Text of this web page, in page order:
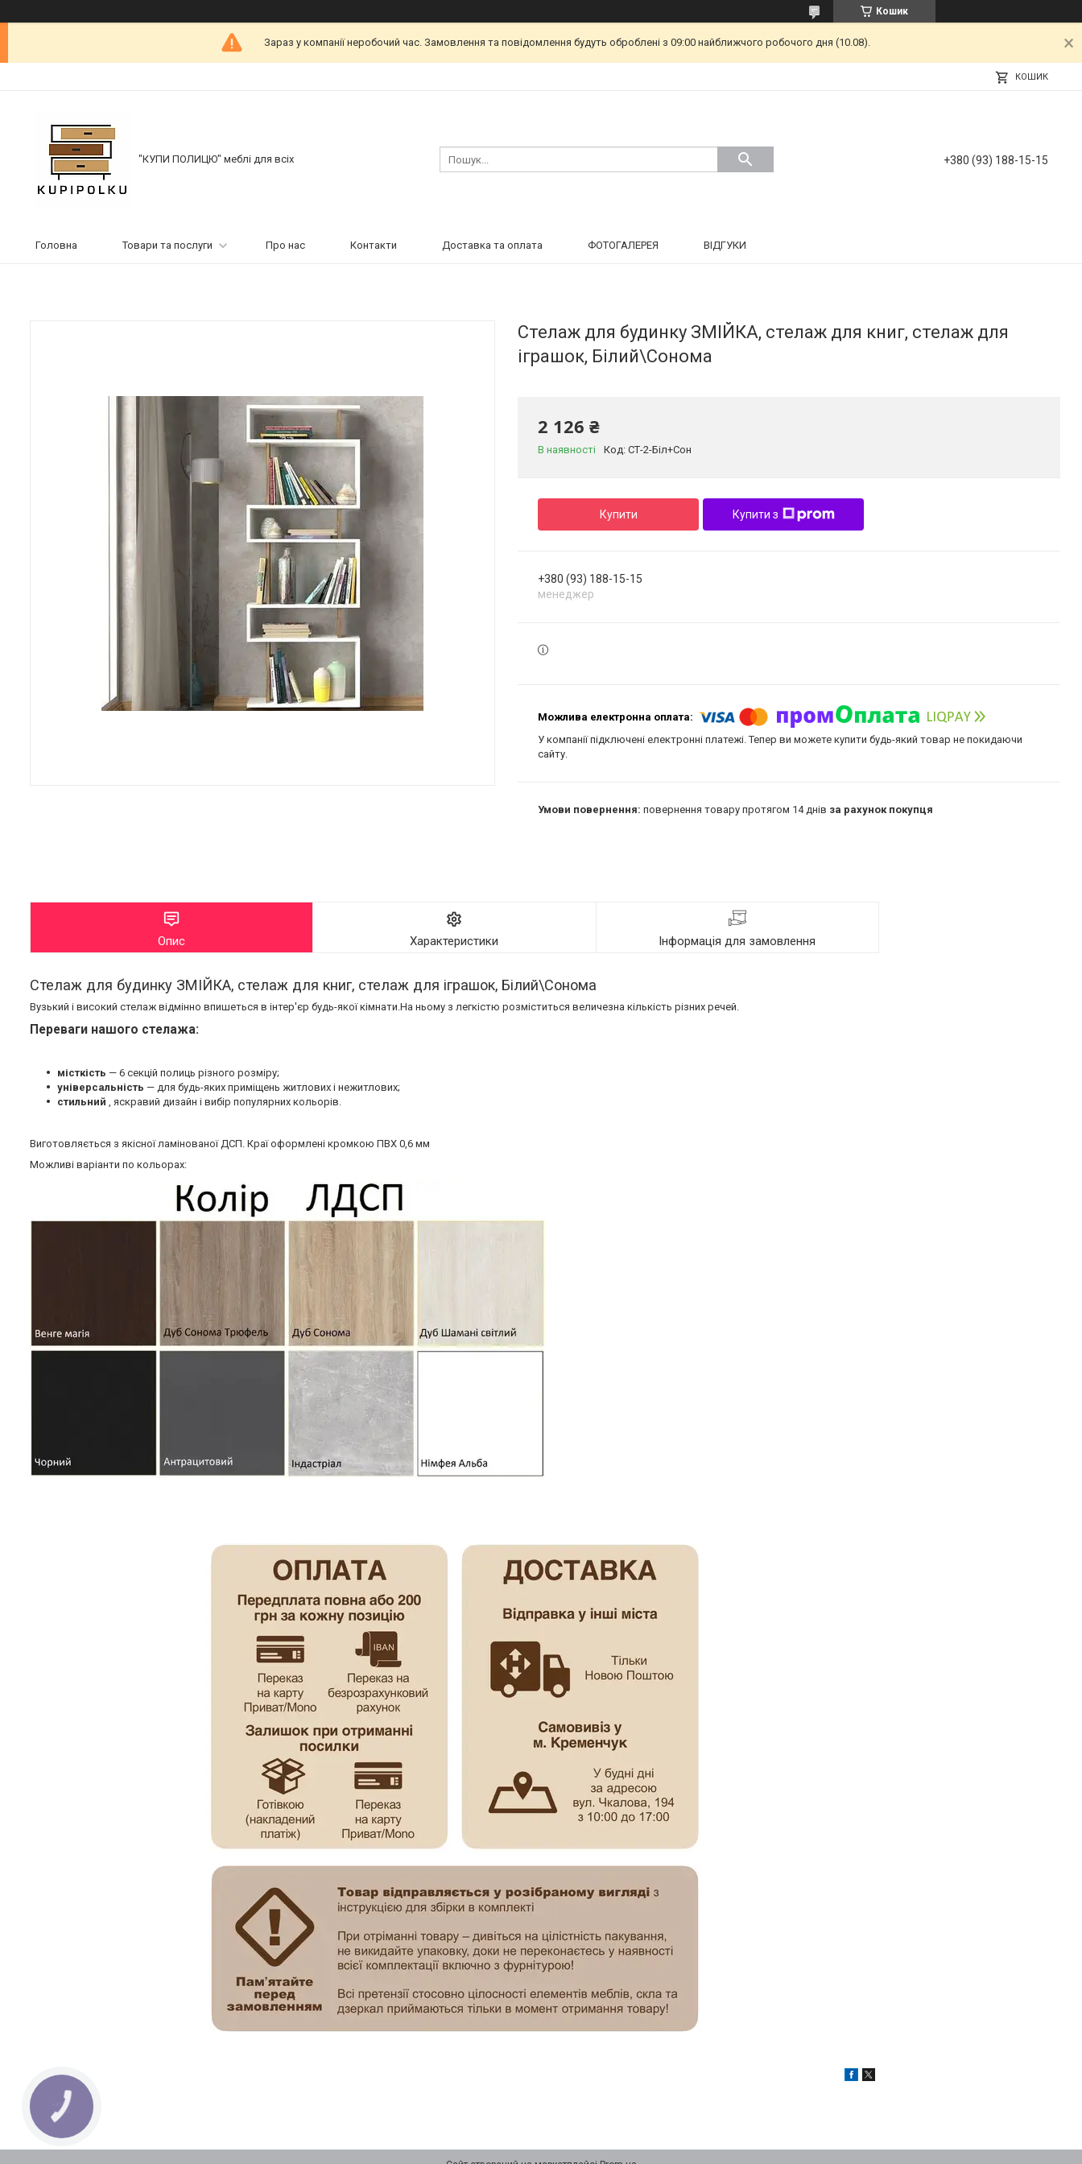
Кошик
Зараз у компанії неробочий час. Замовлення та повідомлення будуть оброблені з 09:00 найближчого робочого дня (10.08).
КОШИК
"КУПИ ПОЛИЦЮ" меблі для всіх +380 (93) 188-15-15
Головна Товари та послуги Про нас Контакти Доставка та оплата ФОТОГАЛЕРЕЯ ВІДГУКИ
Стелаж для будинку ЗМІЙКА, стелаж для книг, стелаж для
іграшок, Білий\Сонома
2 126 ₴
В наявності Код: СТ-2-Біл+Сон
Купити Купити з
+380 (93) 188-15-15
менеджер
У компанії підключені електронні платежі. Тепер ви можете купити будь-який товар не покидаючи
сайту.
повернення товару протягом 14 днів за рахунок покупця
Опис Характеристики Інформація для замовлення
Стелаж для будинку ЗМІЙКА, стелаж для книг, стелаж для іграшок, Білий\Сонома
Вузький і високий стелаж відмінно впишеться в інтер'єр будь-якої кімнати.На ньому з легкістю розміститься величезна кількість різних речей.
Переваги нашого стелажа:
місткість — 6 секцій полиць різного розміру;
універсальність — для будь-яких приміщень житлових і нежитлових;
стильний , яскравий дизайн і вибір популярних кольорів.
Виготовляється з якісної ламінованої ДСП. Краї оформлені кромкою ПВХ 0,6 мм
Можливі варіанти по кольорах: